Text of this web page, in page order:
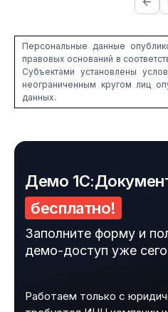
Персональные данные
правовых оснований в
Субъектами установлены
неограниченным кругом лиц
данных.
Ссылка на это место страницы:
Демо
бесплатно!
Заполните форму и
демо-доступ уже
Работаем только с